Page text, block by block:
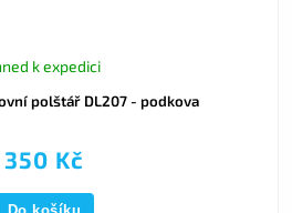
polštář DL207 - podkova
k expedici
350 Kč